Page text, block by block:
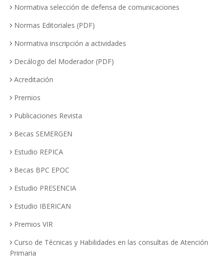
Normativa selección de defensa de comunicaciones
Normas Editoriales (PDF)
Normativa inscripción a actividades
Decálogo del Moderador (PDF)
Acreditación
Premios
Publicaciones Revista
Becas SEMERGEN
Estudio REPICA
Becas BPC EPOC
Estudio PRESENCIA
Estudio IBERICAN
Premios VIR
Curso de Técnicas y Habilidades en las consultas de Atención
Primaria